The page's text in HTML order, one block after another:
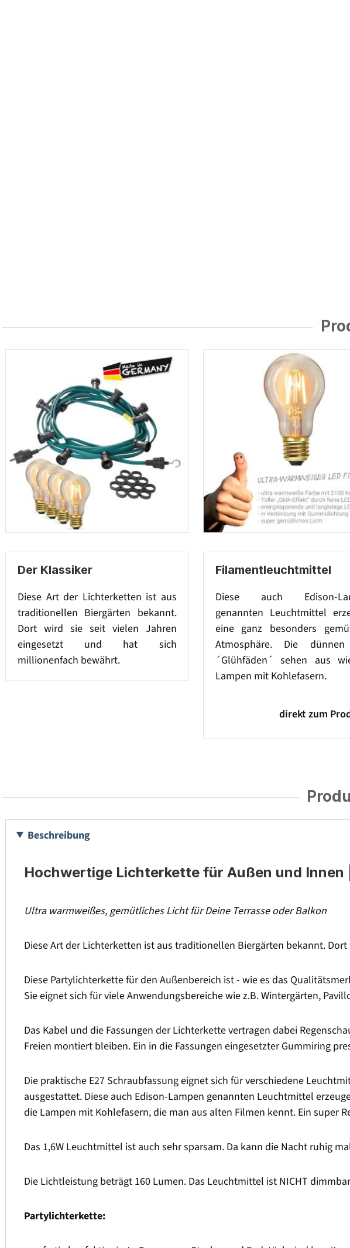
Der Klassiker
Diese Art der Lichterketten ist aus
traditionellen Biergärten bekannt.
Dort wird sie seit vielen Jahren
eingesetzt und hat sich
millionenfach bewährt.
Filamentleuchtmittel
Diese auch Edison-
genannten Leuchtmittel
eine ganz besonders
Atmosphäre. Die
´Glühfäden´ sehen aus
Lampen mit Kohlefasern.
direkt zum
Beschreibung
Hochwertige Lichterkette für Außen und Innen
Ultra warmweißes, gemütliches Licht für Deine Terrasse oder Balkon
Diese Art der Lichterketten ist aus traditionellen Biergärten bekannt.
Diese Partylichterkette für den Außenbereich ist - wie es das
Sie eignet sich für viele Anwendungsbereiche wie z.B. Wintergärten,
Das Kabel und die Fassungen der Lichterkette vertragen dabei
Freien montiert bleiben. Ein in die Fassungen eingesetzter Gummiring
Die praktische E27 Schraubfassung eignet sich für verschiedene
ausgestattet. Diese auch Edison-Lampen genannten Leuchtmittel
die Lampen mit Kohlefasern, die man aus alten Filmen kennt. Ein super
Das 1,6W Leuchtmittel ist auch sehr sparsam. Da kann die Nacht ruhig
Die Lichtleistung beträgt 160 Lumen. Das Leuchtmittel ist NICHT
Partylichterkette: